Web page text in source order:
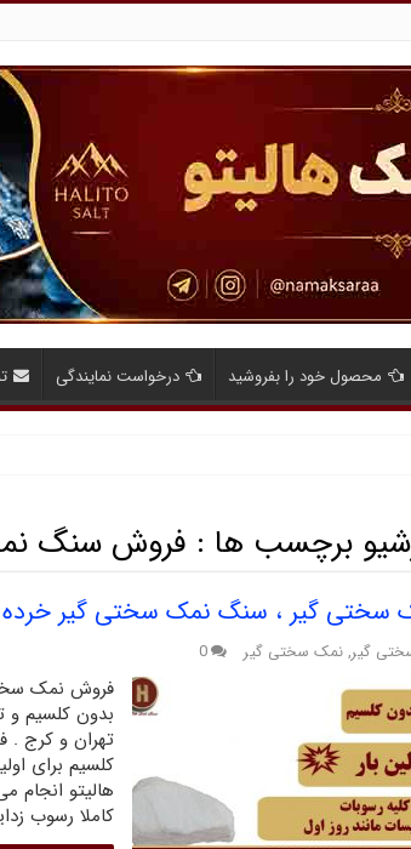
محصول خود را بفروشید درخواست نمایندگی
برچسب ها : فروش سنگ
سختی گیر ، سنگ نمک سختی گیر خرده
گیر, نمک سختی گیر 0
فروش نمک
بدون کلسیم و
تهران و کرج
کلسیم برای
هالیتو
کاملا رسوب